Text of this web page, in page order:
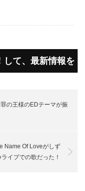
して、最新情報を
の王様のEDテーマが振
Name Of Loveがしず
イブでの歌だった！